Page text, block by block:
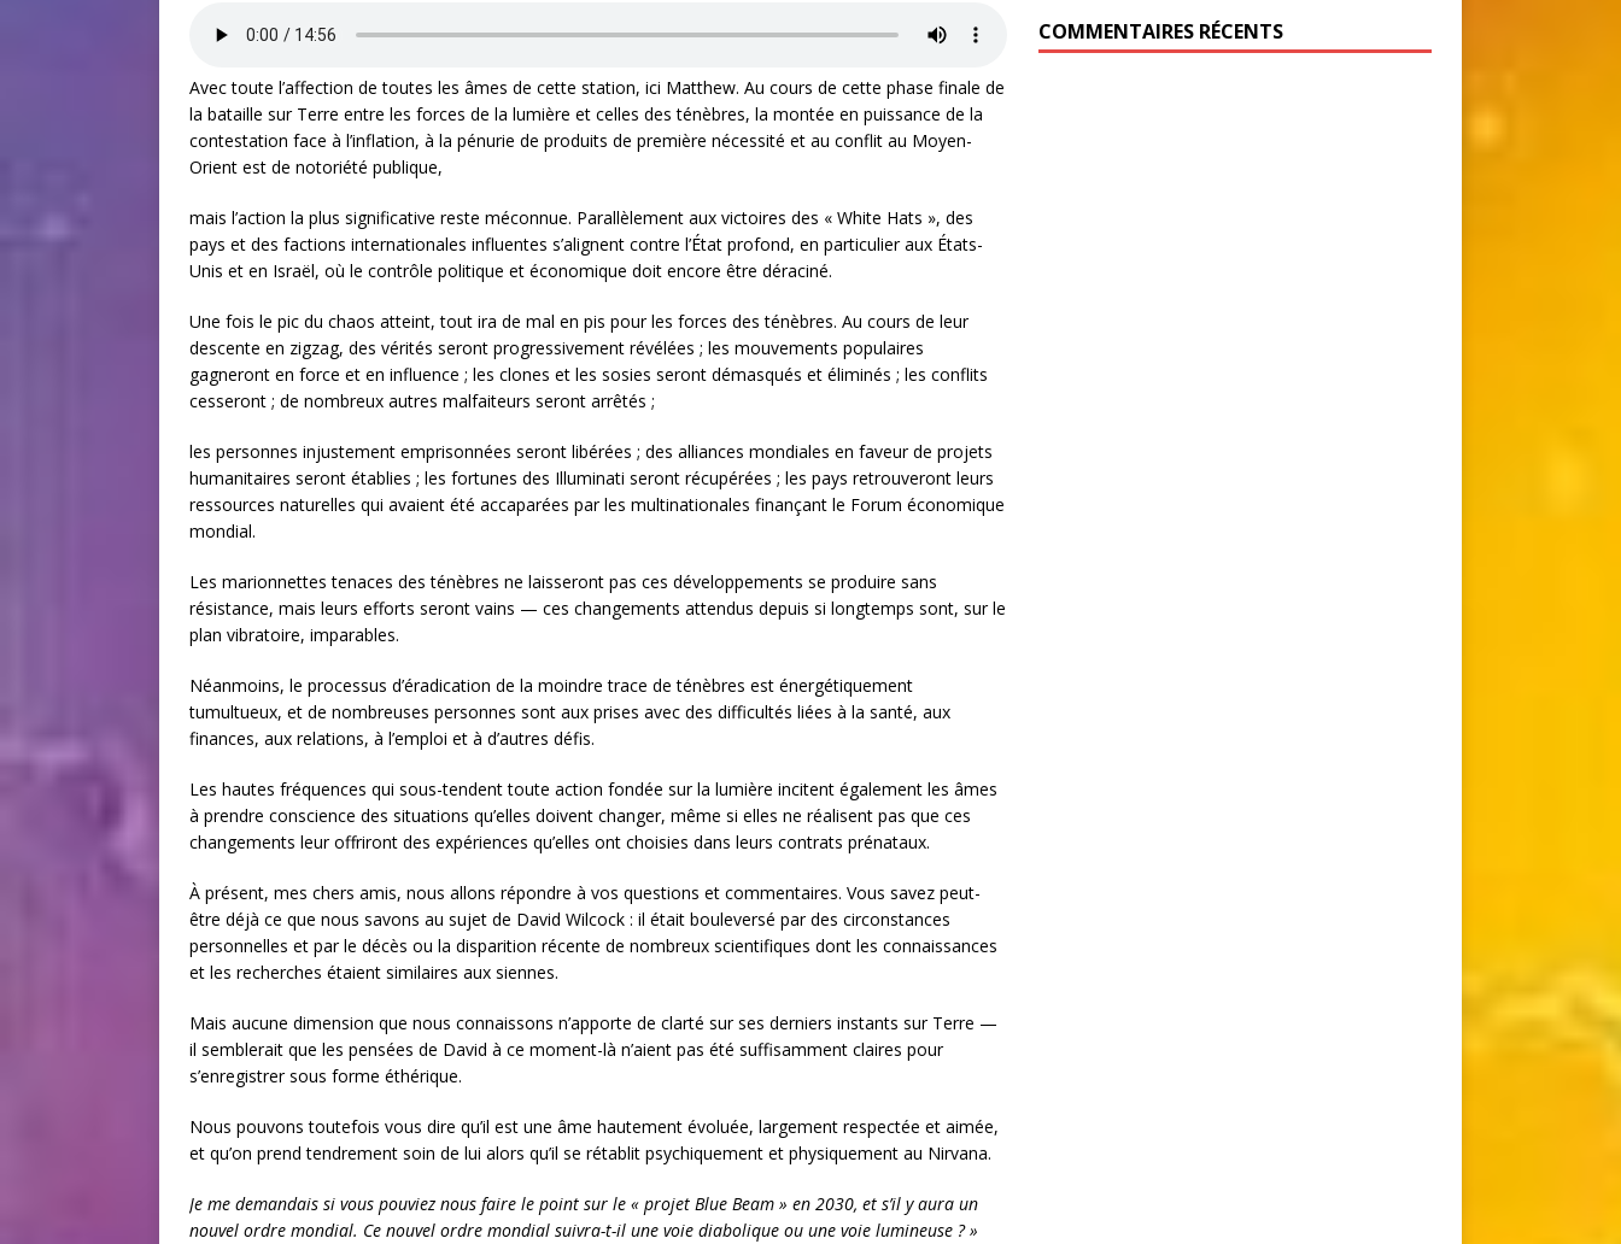
Avec toute l’affection de toutes les âmes de cette station, ici Matthew. Au cours de cette phase finale de
la bataille sur Terre entre les forces de la lumière et celles des ténèbres, la montée en puissance de la
contestation face à l’inflation, à la pénurie de produits de première nécessité et au conflit au Moyen-
Orient est de notoriété publique,
mais l’action la plus significative reste méconnue. Parallèlement aux victoires des « White Hats », des
pays et des factions internationales influentes s’alignent contre l’État profond, en particulier aux États-
Unis et en Israël, où le contrôle politique et économique doit encore être déraciné.
Une fois le pic du chaos atteint, tout ira de mal en pis pour les forces des ténèbres. Au cours de leur
descente en zigzag, des vérités seront progressivement révélées ; les mouvements populaires
gagneront en force et en influence ; les clones et les sosies seront démasqués et éliminés ; les conflits
cesseront ; de nombreux autres malfaiteurs seront arrêtés ;
les personnes injustement emprisonnées seront libérées ; des alliances mondiales en faveur de projets
humanitaires seront établies ; les fortunes des Illuminati seront récupérées ; les pays retrouveront leurs
ressources naturelles qui avaient été accaparées par les multinationales finançant le Forum économique
mondial.
Les marionnettes tenaces des ténèbres ne laisseront pas ces développements se produire sans
résistance, mais leurs efforts seront vains — ces changements attendus depuis si longtemps sont, sur le
plan vibratoire, imparables.
Néanmoins, le processus d’éradication de la moindre trace de ténèbres est énergétiquement
tumultueux, et de nombreuses personnes sont aux prises avec des difficultés liées à la santé, aux
finances, aux relations, à l’emploi et à d’autres défis.
Les hautes fréquences qui sous-tendent toute action fondée sur la lumière incitent également les âmes
à prendre conscience des situations qu’elles doivent changer, même si elles ne réalisent pas que ces
changements leur offriront des expériences qu’elles ont choisies dans leurs contrats prénataux.
À présent, mes chers amis, nous allons répondre à vos questions et commentaires. Vous savez peut-
être déjà ce que nous savons au sujet de David Wilcock : il était bouleversé par des circonstances
personnelles et par le décès ou la disparition récente de nombreux scientifiques dont les connaissances
et les recherches étaient similaires aux siennes.
Mais aucune dimension que nous connaissons n’apporte de clarté sur ses derniers instants sur Terre —
il semblerait que les pensées de David à ce moment-là n’aient pas été suffisamment claires pour
s’enregistrer sous forme éthérique.
Nous pouvons toutefois vous dire qu’il est une âme hautement évoluée, largement respectée et aimée,
et qu’on prend tendrement soin de lui alors qu’il se rétablit psychiquement et physiquement au Nirvana.
Je me demandais si vous pouviez nous faire le point sur le « projet Blue Beam » en 2030, et s’il y aura un
nouvel ordre mondial. Ce nouvel ordre mondial suivra-t-il une voie diabolique ou une voie lumineuse ? »
COMMENTAIRES RÉCENTS